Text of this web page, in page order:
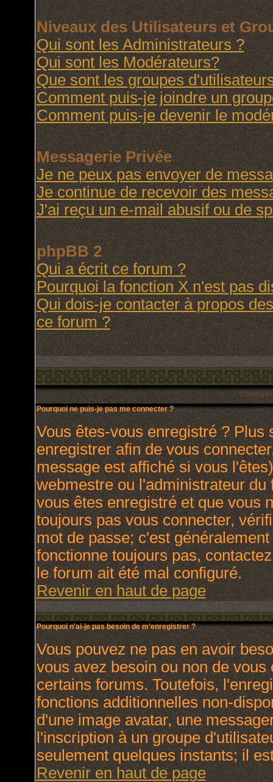
Niveaux des Utilisateurs et
Qui sont les Administrateurs ?
Qui sont les Modérateurs?
Que sont les groupes
Comment puis-je joindre un
Comment puis-je devenir le
Messagerie Privée
Je ne peux pas envoyer de
Je continue de recevoir des
J'ai reçu un e-mail abusif ou de
phpBB 2
Qui a écrit ce forum ?
Pourquoi la fonction X n'est pas
Qui dois-je contacter à propos
ce forum ?
Pourquoi ne puis-je pas me connecter ?
Vous êtes-vous enregistré ? Plus
enregistrer afin de vous
message est affiché si vous
webmestre ou l'administrateur
vous êtes enregistré et que vous
toujours pas vous connecter,
mot de passe; c'est
fonctionne toujours pas,
le forum ait été mal configuré.
Revenir en haut de page
Pourquoi n'ai-je pas besoin de m'enregistrer ?
Vous pouvez ne pas en avoir
vous avez besoin ou non de
certains forums. Toutefois,
fonctions additionnelles non-
d'une image avatar, une
l'inscription à un groupe
seulement quelques instants; il
Revenir en haut de page